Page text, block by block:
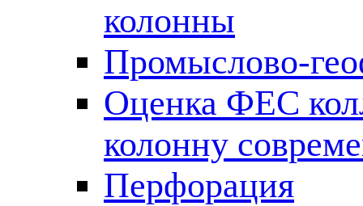
колонны
Промыслово-
Оценка ФЕС
колонну
Перфорация